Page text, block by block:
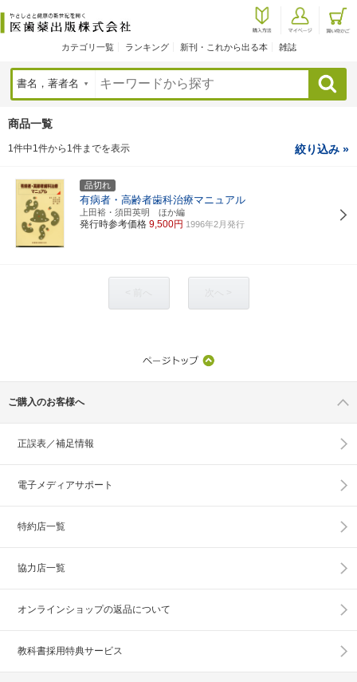
カテゴリ一覧 ランキング 新刊・これから出る本 雑誌
検索
商品一覧
1件中1件から1件までを表示 絞り込み »
品切れ
有病者・高齢者歯科治療マニュアル
上田裕・須田英明 ほか編
発行時参考価格 9,500円 1996年2月発行
ご購入のお客様へ
正誤表／補足情報
電子メディアサポート
特約店一覧
協力店一覧
オンラインショップの返品について
教科書採用特典サービス